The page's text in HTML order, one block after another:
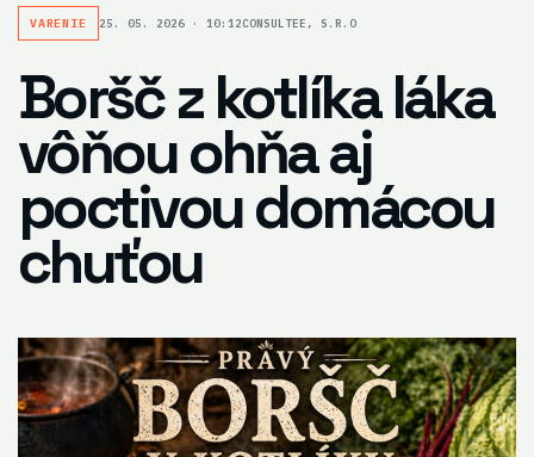
VARENIE 25. 05. 2026 · 10:12CONSULTEE, S.R.O
Boršč z kotlíka láka
vôňou ohňa aj
poctivou domácou
chuťou